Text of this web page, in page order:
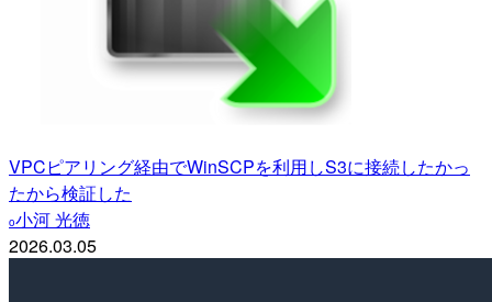
VPCピアリング経由でWinSCPを利用しS3に接続したかっ
たから検証した
o小河 光徳
2026.03.05